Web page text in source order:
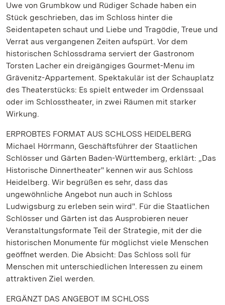
Uwe von Grumbkow und Rüdiger Schade haben ein
Stück geschrieben, das im Schloss hinter die
Seidentapeten schaut und Liebe und Tragödie, Treue und
Verrat aus vergangenen Zeiten aufspürt. Vor dem
historischen Schlossdrama serviert der Gastronom
Torsten Lacher ein dreigängiges Gourmet-Menu im
Grävenitz-Appartement. Spektakulär ist der Schauplatz
des Theaterstücks: Es spielt entweder im Ordenssaal
oder im Schlosstheater, in zwei Räumen mit starker
Wirkung.
ERPROBTES FORMAT AUS SCHLOSS HEIDELBERG
Michael Hörrmann, Geschäftsführer der Staatlichen
Schlösser und Gärten Baden-Württemberg, erklärt: „Das
Historische Dinnertheater" kennen wir aus Schloss
Heidelberg. Wir begrüßen es sehr, dass das
ungewöhnliche Angebot nun auch in Schloss
Ludwigsburg zu erleben sein wird". Für die Staatlichen
Schlösser und Gärten ist das Ausprobieren neuer
Veranstaltungsformate Teil der Strategie, mit der die
historischen Monumente für möglichst viele Menschen
geöffnet werden. Die Absicht: Das Schloss soll für
Menschen mit unterschiedlichen Interessen zu einem
attraktiven Ziel werden.
ERGÄNZT DAS ANGEBOT IM SCHLOSS